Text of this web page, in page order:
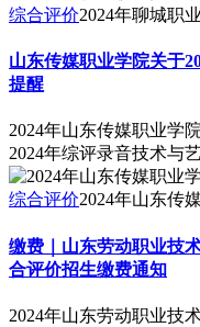
综合评价2024年聊城职
山东传媒职业学院关于
提醒
2024年山东传媒职业学
2024年综评录音技术与
综合评价2024年山东传
缴费｜山东劳动职业技
合评价招生缴费通知
2024年山东劳动职业技